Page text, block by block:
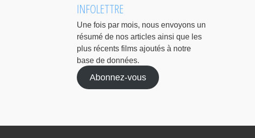
INFOLETTRE
Une fois par mois, nous envoyons un
résumé de nos articles ainsi que les
plus récents films ajoutés à notre
base de données.
Abonnez-vous